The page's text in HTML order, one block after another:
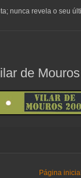
nunca revela o seu
de Mouros
Página